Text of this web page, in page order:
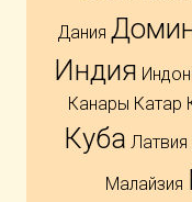
Дания
Индия
Канары Катар
Куба Латвия
Малайзия